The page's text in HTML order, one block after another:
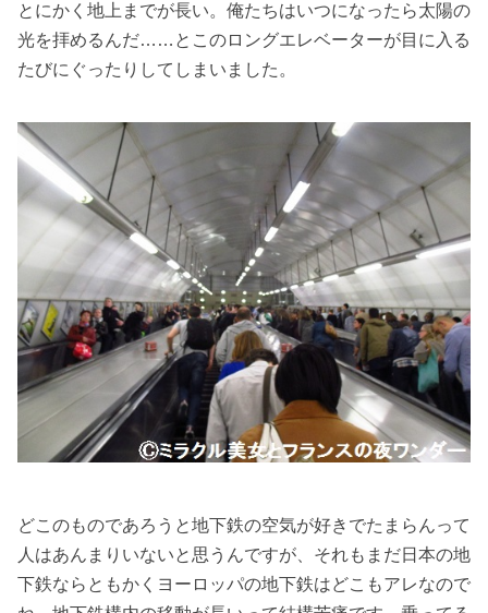
とにかく地上までが長い。俺たちはいつになったら太陽の
光を拝めるんだ……とこのロングエレベーターが目に入る
たびにぐったりしてしまいました。
どこのものであろうと地下鉄の空気が好きでたまらんって
人はあんまりいないと思うんですが、それもまだ日本の地
下鉄ならともかくヨーロッパの地下鉄はどこもアレなので